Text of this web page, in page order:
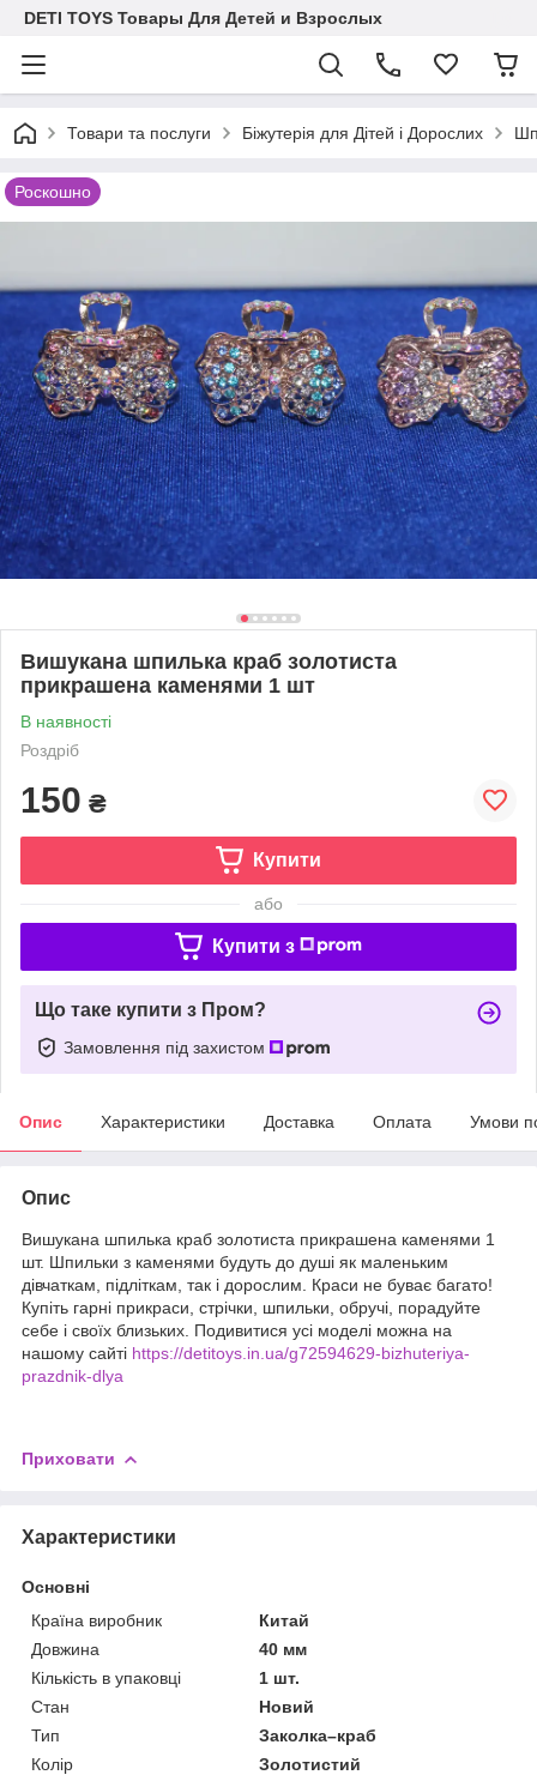
DETI TOYS Товары Для Детей и Взрослых
Товари та послуги Біжутерія для Дітей і Дорослих
Роскошно
Вишукана шпилька краб золотиста
прикрашена каменями 1 шт
В наявності
Роздріб
150 ₴
Купити
або
Купити з
Що таке купити з Пром?
Замовлення під захистом
Опис Характеристики Доставка Оплата Умови
Опис
Вишукана шпилька краб золотиста прикрашена каменями 1
шт. Шпильки з каменями будуть до душі як маленьким
дівчаткам, підліткам, так і дорослим. Краси не буває багато!
Купіть гарні прикраси, стрічки, шпильки, обручі, порадуйте
себе і своїх близьких. Подивитися усі моделі можна на
нашому сайті https://detitoys.in.ua/g72594629-bizhuteriya-
prazdnik-dlya
Приховати
Характеристики
Основні
Країна виробник
Китай
Довжина
40 мм
Кількість в упаковці
1 шт.
Стан
Новий
Тип
Заколка–краб
Колір
Золотистий